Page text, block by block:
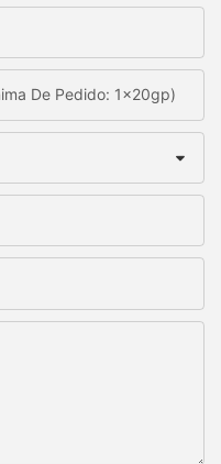
De Pedido: 1x20gp)